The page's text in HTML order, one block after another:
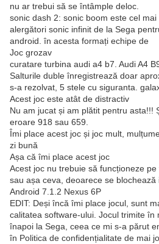
nu ar trebui să se întâmple deloc.
sonic dash 2: sonic boom este cel
alergători sonic infinit de la Sega
android. în acesta formați echipe de
Joc grozav
curatare turbina audi a4 b7. Audi A4
Salturile duble înregistrează doar
s-a rezolvat, 5 stele cu siguranta.
Acest joc este atât de distractiv
Nu am jucat și am plătit pentru asta!!!
eroare 918 sau 659.
Îmi place acest joc și joc mult,
zi bună
Așa că îmi place acest joc
Acest joc nu trebuie să funcționeze
sau așa ceva, deoarece se blochează
Android 7.1.2 Nexus 6P
EDIT: Deși încă îmi place jocul, sunt
calitatea software-ului. Jocul trimite în
înapoi la Sega, ceea ce mi s-a părut
în Politica de confidențialitate de mai